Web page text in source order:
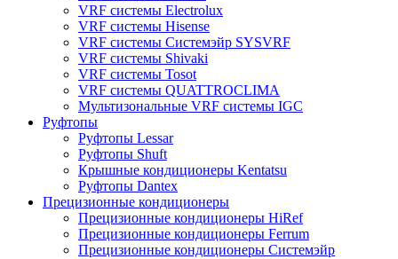
VRF системы Electrolux
VRF системы Hisense
VRF системы Системэйр SYSVRF
VRF системы Shivaki
VRF системы Tosot
VRF системы QUATTROCLIMA
Мультизональные VRF системы IGC
Руфтопы
Руфтопы Lessar
Руфтопы Shuft
Крышные кондиционеры Kentatsu
Руфтопы Dantex
Прецизионные кондиционеры
Прецизионные кондиционеры HiRef
Прецизионные кондиционеры Ferrum
Прецизионные кондиционеры Системэйр